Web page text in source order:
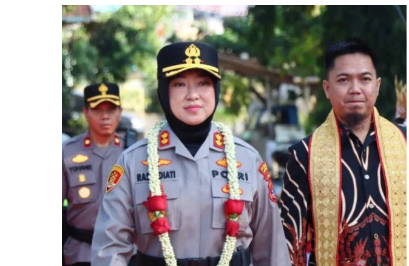
ADVERTORIAL
AKBP Raswidiati Anggraini Resmi Pimpin
Polres Lampung Utara, Polwan Pertama
Jabat Kapolres
DEMOKRASINEWS 05/08/2026